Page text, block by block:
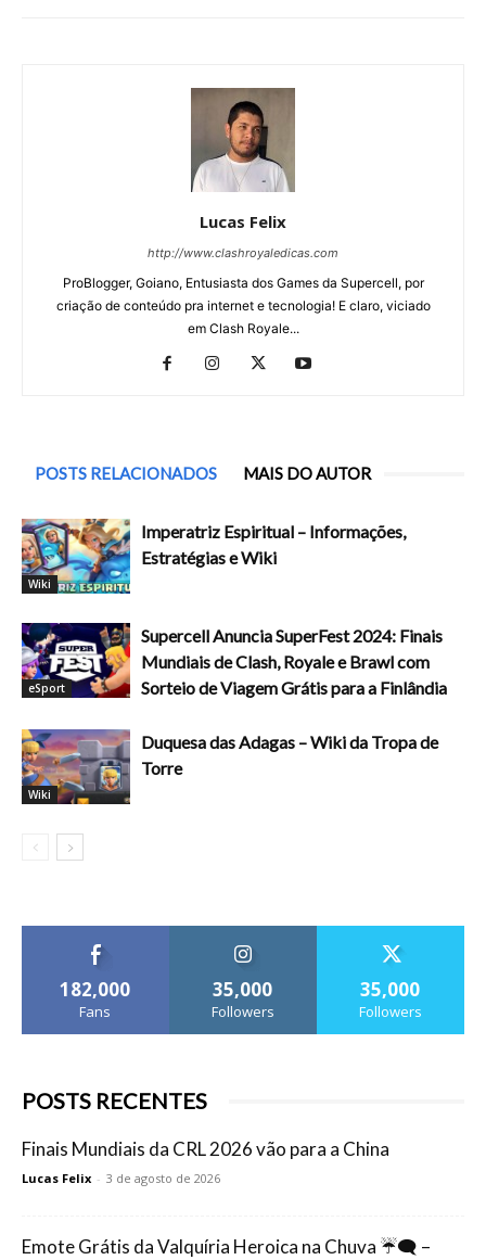
Lucas Felix
http://www.clashroyaledicas.com
ProBlogger, Goiano, Entusiasta dos Games da Supercell, por
criação de conteúdo pra internet e tecnologia! E claro, viciado
em Clash Royale...
POSTS RELACIONADOS MAIS DO AUTOR
Wiki
Imperatriz Espiritual – Informações,
Estratégias e Wiki
eSport
Supercell Anuncia SuperFest 2024: Finais
Mundiais de Clash, Royale e Brawl com
Sorteio de Viagem Grátis para a Finlândia
Wiki
Duquesa das Adagas – Wiki da Tropa de
Torre
182,000
Fans
35,000
Followers
35,000
Followers
POSTS RECENTES
Finais Mundiais da CRL 2026 vão para a China
Lucas Felix - 3 de agosto de 2026
Emote Grátis da Valquíria Heroica na Chuva ☔🗨️ –